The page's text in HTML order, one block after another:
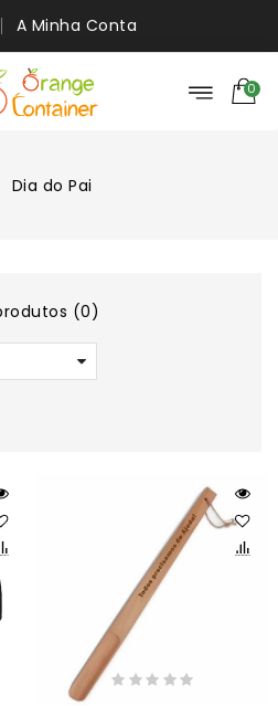
A Minha Conta
0
Dia do Pai
(0)